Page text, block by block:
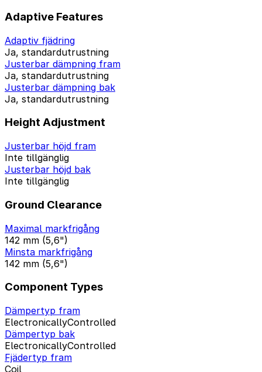
Adaptive Features
Adaptiv fjädring
Ja, standardutrustning
Justerbar dämpning fram
Ja, standardutrustning
Justerbar dämpning bak
Ja, standardutrustning
Height Adjustment
Justerbar höjd fram
Inte tillgänglig
Justerbar höjd bak
Inte tillgänglig
Ground Clearance
Maximal markfrigång
142 mm (5,6")
Minsta markfrigång
142 mm (5,6")
Component Types
Dämpertyp fram
ElectronicallyControlled
Dämpertyp bak
ElectronicallyControlled
Fjädertyp fram
Coil